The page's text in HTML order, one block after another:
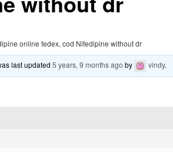
online fedex, cod Nifedipine without dr
last updated5 years, 9 months ago by vindy.